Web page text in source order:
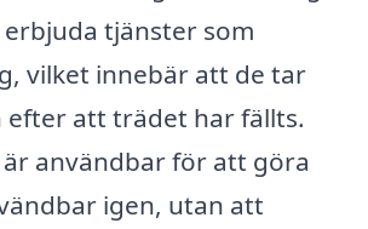
tjänster som
vilket innebär att de tar
att trädet har fällts.
användbar för att göra
igen, utan att